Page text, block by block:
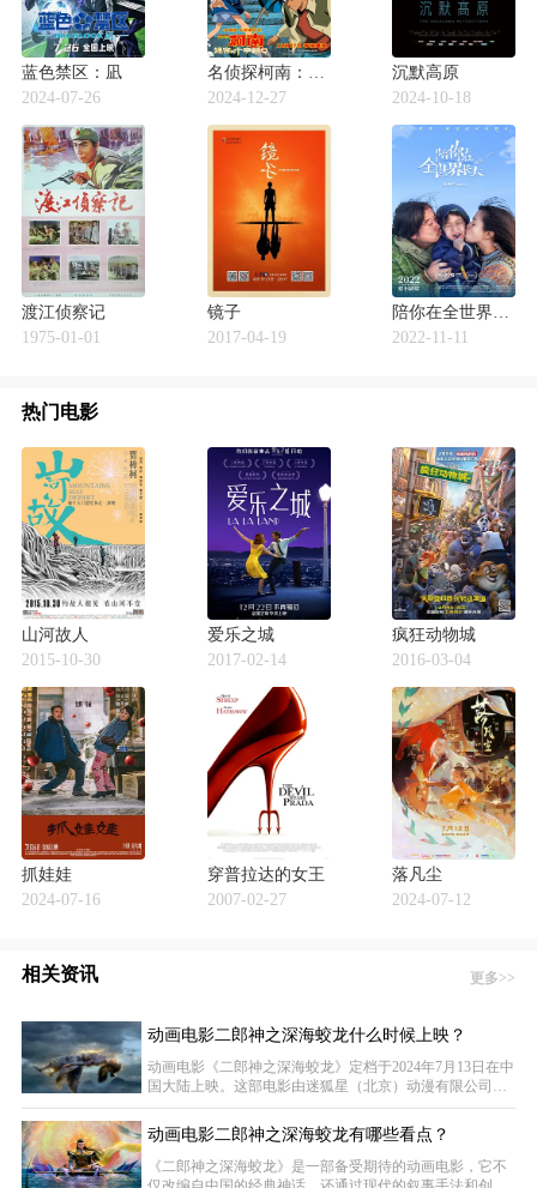
蓝色禁区：凪
2024-07-26
名侦探柯南：迷宫的十字路口
2024-12-27
沉默高原
2024-10-18
渡江侦察记
1975-01-01
镜子
2017-04-19
陪你在全世界长大
2022-11-11
热门电影
山河故人
2015-10-30
爱乐之城
2017-02-14
疯狂动物城
2016-03-04
抓娃娃
2024-07-16
穿普拉达的女王
2007-02-27
落凡尘
2024-07-12
相关资讯 更多>>
动画电影二郎神之深海蛟龙什么时候上映？
动画电影《二郎神之深海蛟龙》定档于2024年7月13日在中
国大陆上映。这部电影由迷狐星（北京）动漫有限公司、
霍尔果斯众合千澄影业有限公司等多家公司联合出品，并
由王君执导。它讲述了上古时期神工与鬼斧合作将蛟魔王
囚禁的故事。在封神大战结束后，墨麒麟和蛟龙不断企图
释放蛟魔王，于是玉帝决定派二郎神执行缉拿任务，但二
郎神却在过程中陷入了一场惊天阴谋。
动画电影二郎神之深海蛟龙有哪些看点？
《二郎神之深海蛟龙》是一部备受期待的动画电影，它不